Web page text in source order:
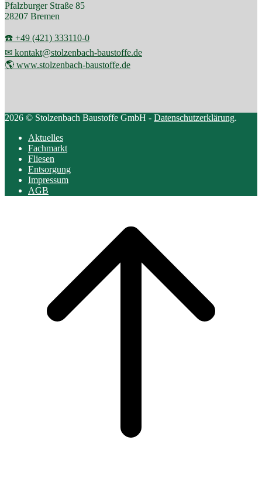
Pfalzburger Straße 85
28207 Bremen
☎️ +49 (421) 333110-0
✉ kontakt@stolzenbach-baustoffe.de
🌎 www.stolzenbach-baustoffe.de
2026 © Stolzenbach Baustoffe GmbH - Datenschutzerklärung.
Aktuelles
Fachmarkt
Fliesen
Entsorgung
Impressum
AGB